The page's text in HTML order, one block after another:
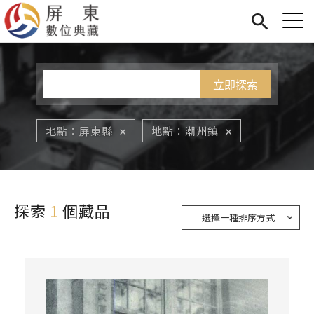
展覽
關於我們
Jump to Main content
您在這裡
地點 屏東縣 地點 潮州鎮
探索 1 個藏品